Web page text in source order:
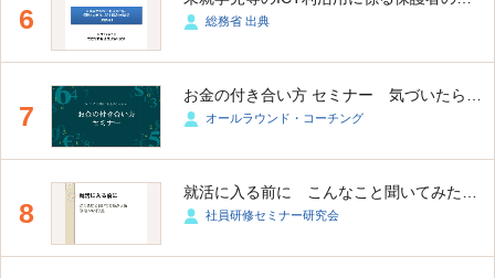
6 総務省 出典
7 オールラウンド・コーチング
8 社員研修セミナー研究会